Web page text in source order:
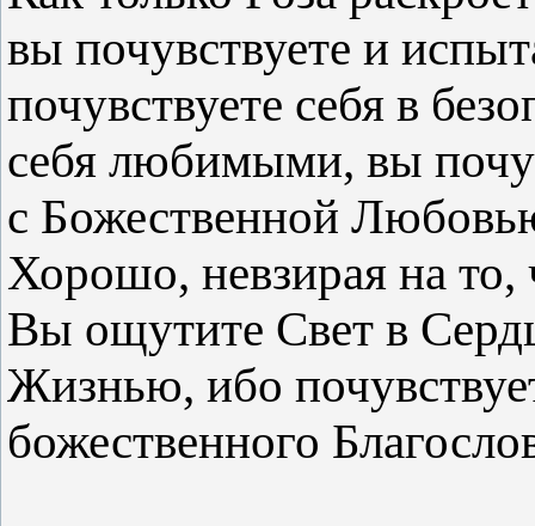
вы почувствуете и
почувствуете себя в
себя любимыми, вы
с Божественной
Хорошо, невзирая на
Вы ощутите Свет в
Жизнью, ибо
божественного